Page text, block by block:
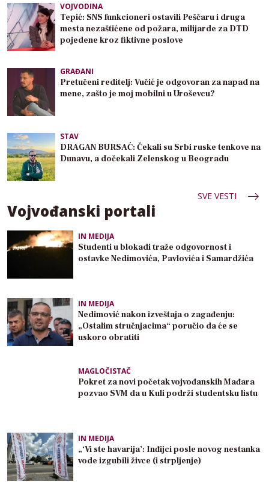
VOJVODINA
Tepić: SNS funkcioneri ostavili Peščaru i druga
mesta nezaštićene od požara, milijarde za DTD
pojedene kroz fiktivne poslove
GRAĐANI
Pretučeni reditelj: Vučić je odgovoran za napad na
mene, zašto je moj mobilni u Uroševcu?
STAV
DRAGAN BURSAĆ: Čekali su Srbi ruske tenkove na
Dunavu, a dočekali Zelenskog u Beogradu
SVE VESTI
Vojvođanski portali
IN MEDIJA
Studenti u blokadi traže odgovornost i
ostavke Nedimovića, Pavlovića i Samardžića
IN MEDIJA
Nedimović nakon izveštaja o zagađenju:
„Ostalim stručnjacima“ poručio da će se
uskoro obratiti
MAGLOČISTAČ
Pokret za novi početak vojvođanskih Mađara
pozvao SVM da u Kuli podrži studentsku listu
IN MEDIJA
„‘Vi ste havarija’: Inđijci posle novog nestanka
vode izgubili živce (i strpljenje)